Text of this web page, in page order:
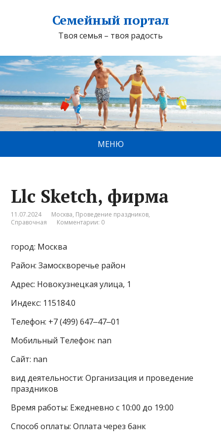
Семейный портал
Твоя семья – твоя радость
МЕНЮ
Llc Sketch, фирма
11.07.2024 Москва, Проведение праздников,
Справочная
Комментарии: 0
город: Москва
Район: Замоскворечье район
Адрес: Новокузнецкая улица, 1
Индекс: 115184.0
Телефон: +7 (499) 647‒47‒01
Мобильный Телефон: nan
Сайт: nan
вид деятельности: Организация и проведение
праздников
Время работы: Ежедневно с 10:00 до 19:00
Способ оплаты: Оплата через банк